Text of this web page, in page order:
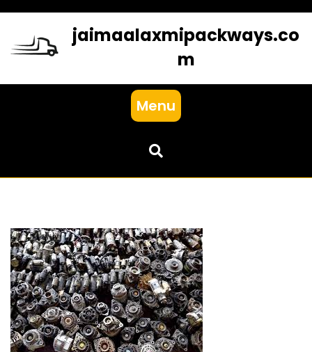
content
jaimaalaxmipackways.co
m
Menu